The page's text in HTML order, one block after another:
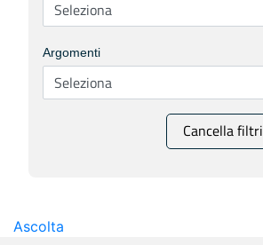
Argomenti
Cancella filtri
Ascolta